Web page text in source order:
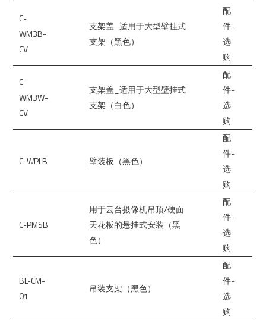
C-
WM3B-
CV
支架盖_适用于大型壁挂式
支架（黑色）
配
件-
选
购
C-
WM3W-
CV
支架盖_适用于大型壁挂式
支架（白色）
配
件-
选
购
C-WPLB 壁装板（黑色）
配
件-
选
购
C-PMSB
用于云台摄像机吊顶/硬面
天花板的悬挂式安装（黑
色）
配
件-
选
购
BL-CM-
01
吊装支架（黑色）
配
件-
选
购